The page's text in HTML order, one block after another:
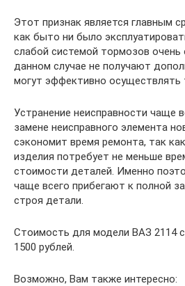
Этот признак является главным
как быто ни было
слабой системой тормозов очень
данном случае не получают
могут эффективно осуществлять
Устранение неисправности чаще
замене неисправного элемента
сэкономит время ремонта, так
изделия потребует не меньше
стоимости деталей. Именно
чаще всего прибегают к полной
строя детали.
Стоимость для модели ВАЗ 2114
1500 рублей.
Возможно, Вам также интересно: